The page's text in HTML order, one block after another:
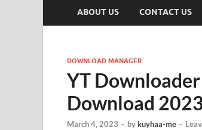
ABOUT US CONTACT US
DOWNLOAD MANAGER
YT
Download
March 4, 2023 - bykuyhaa-me -